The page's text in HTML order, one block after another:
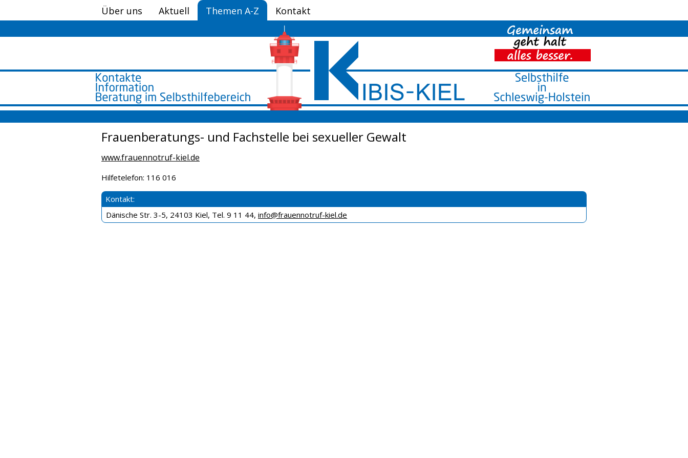
Über uns Aktuell Themen A-Z Kontakt
Frauenberatungs- und Fachstelle bei sexueller Gewalt
www.frauennotruf-kiel.de
Hilfetelefon: 116 016
Kontakt:
Dänische Str. 3-5, 24103 Kiel, Tel. 9 11 44, info@frauennotruf-kiel.de